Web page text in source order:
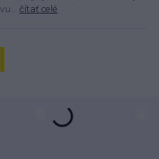
čítať celé